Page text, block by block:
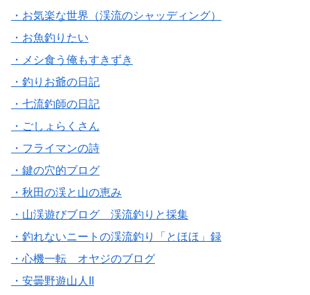
・お気楽な世界（渓流のシャッディング）
・お魚釣りたい
・メシ食う俺もすきずき
・釣りお爺の日記
・七流釣師の日記
・ごしょらくさん
・フライマンの詩
・鍵の穴的ブログ
・秋田の渓と山の恵み
・山渓遊びブログ 渓流釣りと採集
・釣れないニートの渓流釣り「とほほ」録
・心機一転 オヤジのブログ
・安曇野遊山人II